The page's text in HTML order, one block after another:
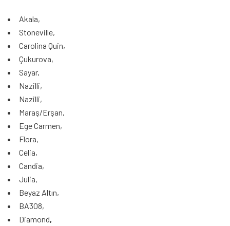
Akala,
Stoneville,
Carolina Quin,
Çukurova,
Sayar,
Nazilli,
Nazilli,
Maraş/Erşan,
Ege Carmen,
Flora,
Celia,
Candia,
Julia,
Beyaz Altın,
BA308,
Diamond,